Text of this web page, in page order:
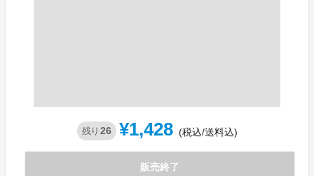
残り 26 ¥1,428 (税込/送料込)
販売終了